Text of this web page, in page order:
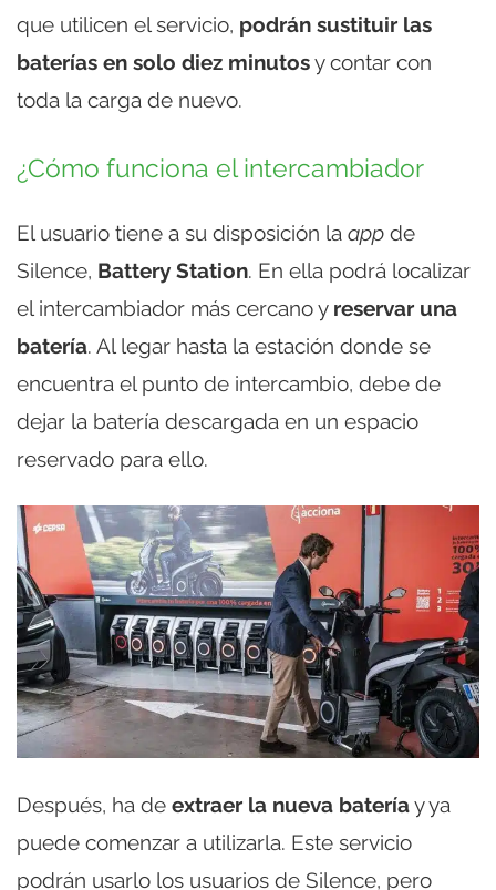
que utilicen el servicio, podrán sustituir las
baterías en solo diez minutosy contar con
toda la carga de nuevo.
¿Cómo funciona el intercambiador
El usuario tiene a su disposición la app de
Silence, Battery Station. En ella podrá localizar
el intercambiador más cercano y reservar una
batería. Al legar hasta la estación donde se
encuentra el punto de intercambio, debe de
dejar la batería descargada en un espacio
reservado para ello.
Después, ha de extraer la nueva bateríay ya
puede comenzar a utilizarla. Este servicio
podrán usarlo los usuarios de Silence, pero